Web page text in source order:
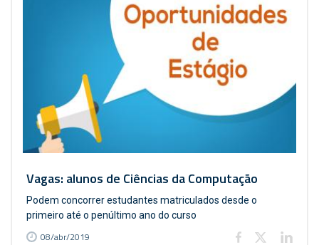
Vagas: alunos de Ciências da Computação
Podem concorrer estudantes matriculados desde o
primeiro até o penúltimo ano do curso
08/abr/2019